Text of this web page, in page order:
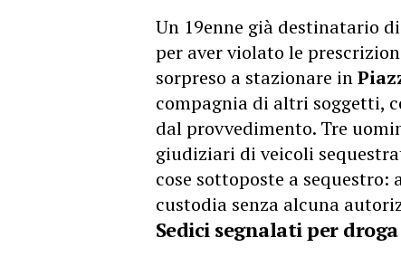
Un 19enne già destinatario
per aver violato le
sorpreso a stazionare in
compagnia di altri soggetti,
dal provvedimento. Tre
giudiziari di veicoli
cose sottoposte a
custodia senza alcuna
Sedici segnalati per